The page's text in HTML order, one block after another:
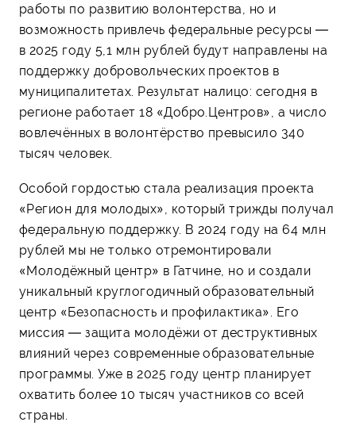
работы по развитию волонтерства, но и
возможность привлечь федеральные ресурсы —
в 2025 году 5,1 млн рублей будут направлены на
поддержку добровольческих проектов в
муниципалитетах. Результат налицо: сегодня в
регионе работает 18 «Добро.Центров», а число
вовлечённых в волонтёрство превысило 340
тысяч человек.
Особой гордостью стала реализация проекта
«Регион для молодых», который трижды получал
федеральную поддержку. В 2024 году на 64 млн
рублей мы не только отремонтировали
«Молодёжный центр» в Гатчине, но и создали
уникальный круглогодичный образовательный
центр «Безопасность и профилактика». Его
миссия — защита молодёжи от деструктивных
влияний через современные образовательные
программы. Уже в 2025 году центр планирует
охватить более 10 тысяч участников со всей
страны.